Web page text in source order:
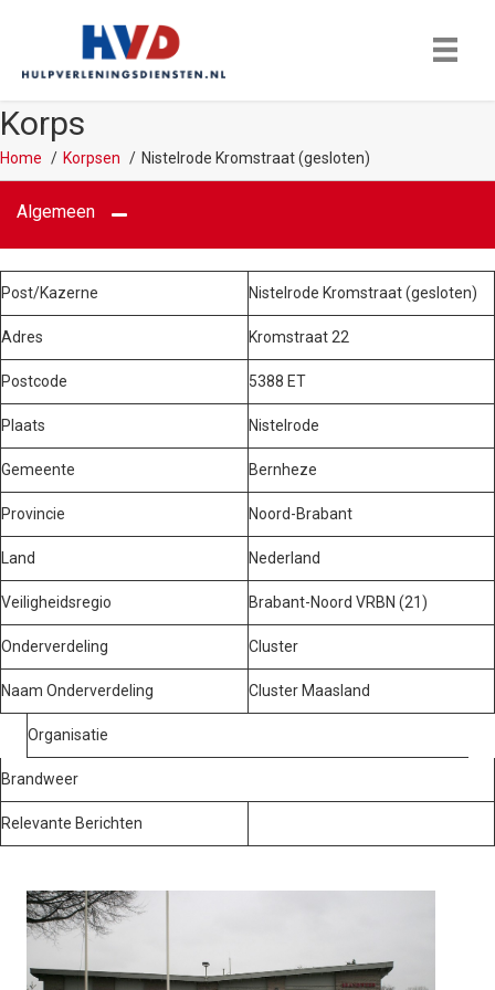
Korps
Home Korpsen Nistelrode Kromstraat (gesloten)
Algemeen
Post/Kazerne Nistelrode Kromstraat (gesloten)
Adres Kromstraat 22
Postcode 5388 ET
Plaats Nistelrode
Gemeente Bernheze
Provincie Noord-Brabant
Land Nederland
Veiligheidsregio Brabant-Noord VRBN (21)
Onderverdeling Cluster
Naam Onderverdeling Cluster Maasland
Organisatie
Brandweer
Relevante Berichten